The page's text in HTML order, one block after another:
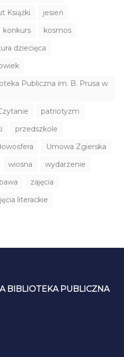
Książki
jesień
konkurs
kosmos
dziecięca
Publiczna im. B. Prusa w
patriotyzm
przedszkole
Umowa Zgierska
wiosna
wydarzenie
zajęcia
literackie
BIBLIOTEKA PUBLICZNA